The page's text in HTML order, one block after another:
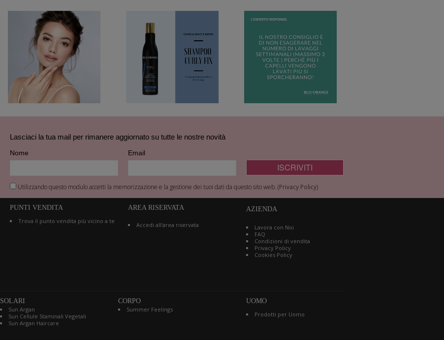
Lasciaci la tua mail per rimanere aggiornato su tutte le nostre novità
Nome Email
Utilizzando questo modulo accetti la memorizzazione e la gestione dei tuoi dati da questo sito web. (Privacy Policy)
PUNTI VENDITA
Trova il punto vendita più vicino a te
AREA RISERVATA
Accedi all'area riservata
AZIENDA
Lavora con Noi
FAQ
Condizioni di vendita
Privacy Policy
Cookies Policy
SOLARI
Sun Argan
Sun Cellule Staminali Vegetali
Sun Argan Haircare
CORPO
Summer Feelings
UOMO
Prodotti per Uomo